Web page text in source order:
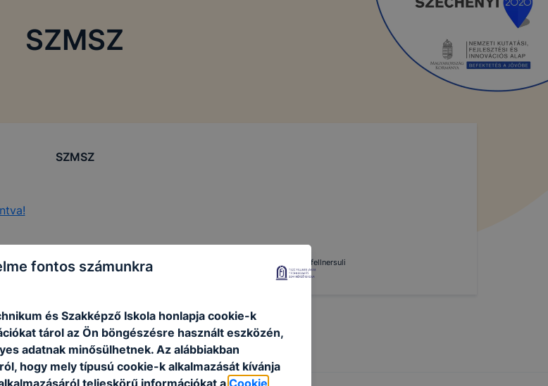
SZMSZ
SZMSZ
#szakképzés #továbbtanulás #pályaorientáció #pályaválasztás #fellner #fellnersuli
fontos számunkra
és Szakképző Iskola honlapja cookie-k
tárol az Ön böngészésre használt eszközén,
adatnak minősülhetnek. Az alábbiakban
hogy mely típusú cookie-k alkalmazását kívánja
teljeskörű információkat a Cookie